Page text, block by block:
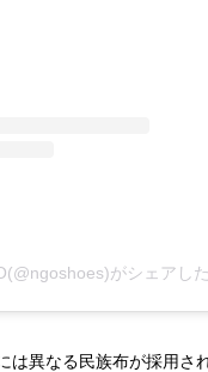
がシェアし
は異なる民族布が採用され